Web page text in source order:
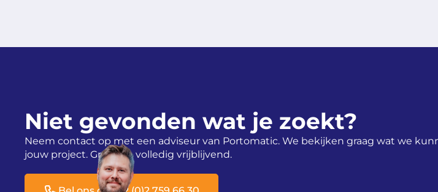
Niet gevonden wat je zoekt?
Neem contact op met een adviseur van Portomatic. We bekijken graag wat we
jouw project. Gratis en volledig vrijblijvend.